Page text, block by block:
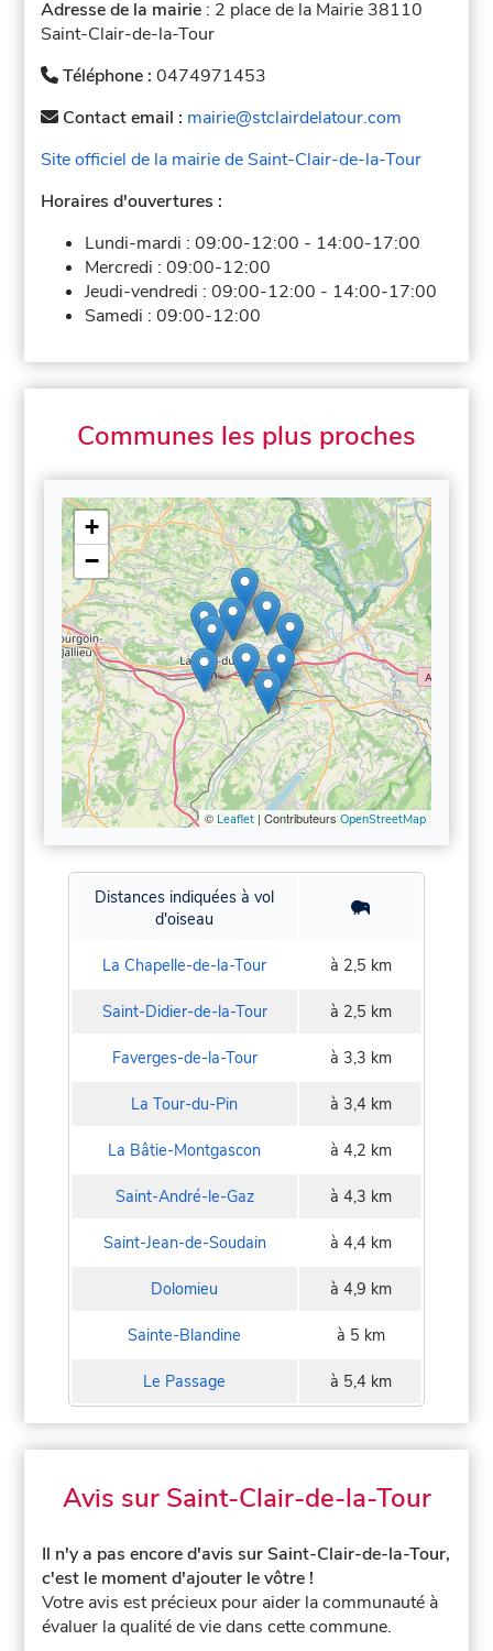
Adresse de la mairie : 2 place de la Mairie 38110
Saint-Clair-de-la-Tour
Téléphone :0474971453
Contact email : mairie@stclairdelatour.com
Site officiel de la mairie de Saint-Clair-de-la-Tour
Horaires d'ouvertures :
Lundi-mardi :09:00-12:00 - 14:00-17:00
Mercredi :09:00-12:00
Jeudi-vendredi :09:00-12:00 - 14:00-17:00
Samedi :09:00-12:00
Communes les plus proches
+
−
© Leaflet| ContributeursOpenStreetMap
Distances indiquées à vol
d'oiseau
La Chapelle-de-la-Tour à 2,5 km
Saint-Didier-de-la-Tour à 2,5 km
Faverges-de-la-Tour à 3,3 km
La Tour-du-Pin à 3,4 km
La Bâtie-Montgascon à 4,2 km
Saint-André-le-Gaz à 4,3 km
Saint-Jean-de-Soudain à 4,4 km
Dolomieu à 4,9 km
Sainte-Blandine à 5 km
Le Passage à 5,4 km
Avis sur Saint-Clair-de-la-Tour
Il n'y a pas encore d'avis sur Saint-Clair-de-la-Tour,
c'est le moment d'ajouter le vôtre !
Votre avis est précieux pour aider la communauté à
évaluer la qualité de vie dans cette commune.